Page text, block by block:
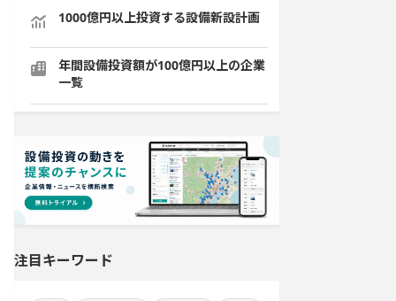
1000億円以上投資する設備新設計画
年間設備投資額が100億円以上の企業
一覧
直近3か月以内に完成プロジェクト
注目キーワード